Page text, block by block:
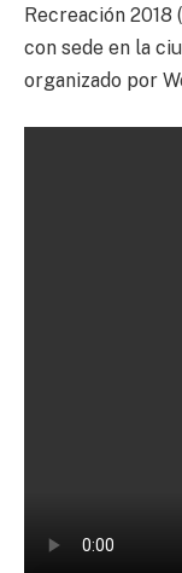
Recreación 2018
con sede en la
organizado por